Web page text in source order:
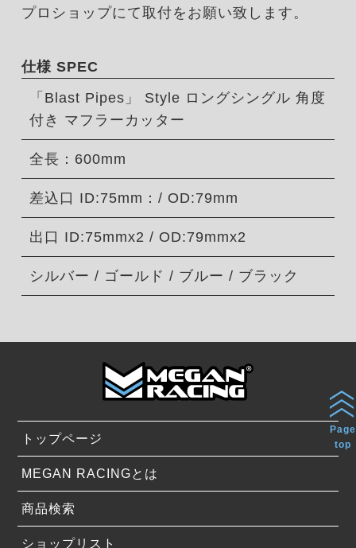
プロショップにて取付をお願い致します。
仕様 SPEC
「Blast Pipes」 Style ロングシングル 角度
付き マフラーカッター
全長：600mm
差込口 ID:75mm：/ OD:79mm
出口 ID:75mmx2 / OD:79mmx2
シルバー / ゴールド / ブルー / ブラック
トップページ
MEGAN RACINGとは
商品検索
ショップリスト
Page
top